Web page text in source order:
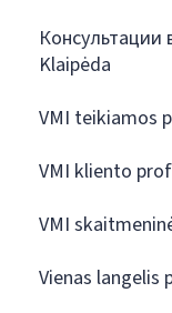
Консультации
Klaipėda
VMI teikiamos
VMI kliento
VMI
Vienas langelis